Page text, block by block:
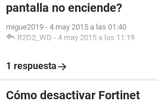
pantalla no enciende?
migue2019 - 4 may 2015 a las 01:40
R2D2_WD - 4 may 2015 a las 11:19
1 respuesta
Cómo desactivar Fortinet